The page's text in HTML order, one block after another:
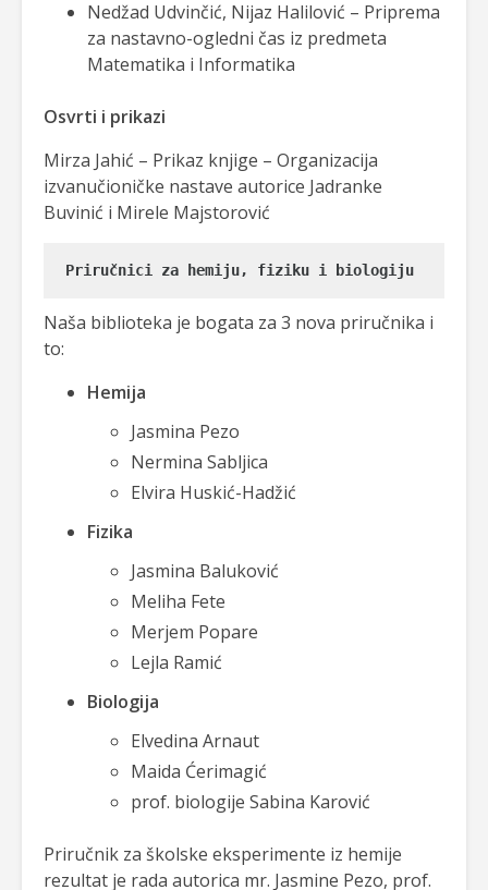
Nedžad Udvinčić, Nijaz Halilović – Priprema
za nastavno-ogledni čas iz predmeta
Matematika i Informatika
Osvrti i prikazi
Mirza Jahić – Prikaz knjige – Organizacija
izvanučioničke nastave autorice Jadranke
Buvinić i Mirele Majstorović
Priručnici za hemiju, fiziku i biologiju
Naša biblioteka je bogata za 3 nova priručnika i
to:
Hemija
Jasmina Pezo
Nermina Sabljica
Elvira Huskić-Hadžić
Fizika
Jasmina Baluković
Meliha Fete
Merjem Popare
Lejla Ramić
Biologija
Elvedina Arnaut
Maida Ćerimagić
prof. biologije Sabina Karović
Priručnik za školske eksperimente iz hemije
rezultat je rada autorica mr. Jasmine Pezo, prof.